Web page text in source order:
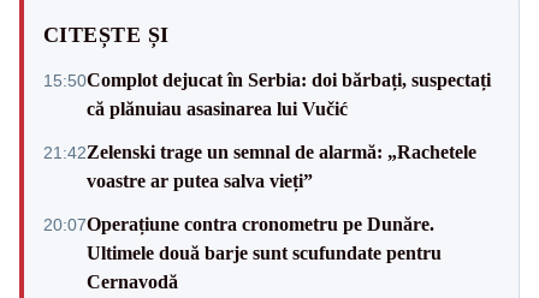
CITEȘTE ȘI
15:50Complot dejucat în Serbia: doi bărbați, suspectați
că plănuiau asasinarea lui Vučić
21:42Zelenski trage un semnal de alarmă: „Rachetele
voastre ar putea salva vieți”
20:07Operațiune contra cronometru pe Dunăre.
Ultimele două barje sunt scufundate pentru
Cernavodă